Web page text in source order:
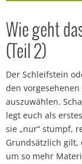
Wie geht
(Teil 2)
Der Schleifstein
den
auszuwählen.
legt euch als
sie „nur“ stumpf,
Grundsätzlich gilt,
um so mehr